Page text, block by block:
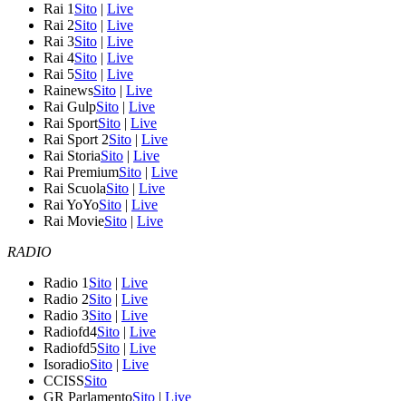
Rai 1 Sito | Live
Rai 2Sito | Live
Rai 3Sito | Live
Rai 4Sito | Live
Rai 5Sito | Live
RainewsSito | Live
Rai GulpSito | Live
Rai SportSito | Live
Rai Sport 2Sito | Live
Rai StoriaSito | Live
Rai PremiumSito | Live
Rai ScuolaSito | Live
Rai YoYoSito | Live
Rai MovieSito | Live
RADIO
Radio 1 Sito | Live
Radio 2Sito | Live
Radio 3Sito | Live
Radiofd4Sito | Live
Radiofd5Sito | Live
IsoradioSito | Live
CCISSSito
GR ParlamentoSito | Live